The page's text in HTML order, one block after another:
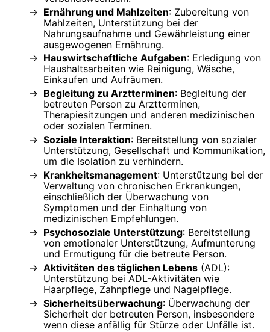
Ernährung und Mahlzeiten: Zubereitung von
Mahlzeiten, Unterstützung bei der
Nahrungsaufnahme und Gewährleistung einer
ausgewogenen Ernährung.
Hauswirtschaftliche Aufgaben: Erledigung von
Haushaltsarbeiten wie Reinigung, Wäsche,
Einkaufen und Aufräumen.
Begleitung zu Arztterminen: Begleitung der
betreuten Person zu Arztterminen,
Therapiesitzungen und anderen medizinischen
oder sozialen Terminen.
Soziale Interaktion: Bereitstellung von sozialer
Unterstützung, Gesellschaft und Kommunikation,
um die Isolation zu verhindern.
Krankheitsmanagement: Unterstützung bei der
Verwaltung von chronischen Erkrankungen,
einschließlich der Überwachung von
Symptomen und der Einhaltung von
medizinischen Empfehlungen.
Psychosoziale Unterstützung: Bereitstellung
von emotionaler Unterstützung, Aufmunterung
und Ermutigung für die betreute Person.
Aktivitäten des täglichen Lebens (ADL):
Unterstützung bei ADL-Aktivitäten wie
Haarpflege, Zahnpflege und Nagelpflege.
Sicherheitsüberwachung: Überwachung der
Sicherheit der betreuten Person, insbesondere
wenn diese anfällig für Stürze oder Unfälle ist.